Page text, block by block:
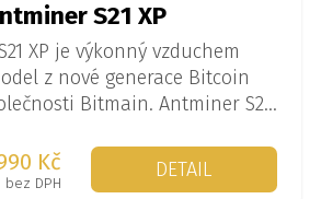
S21 XP
XP je výkonný vzduchem
z nové generace Bitcoin
Bitmain. Antminer S21
3645 W.
Kč
bez DPH
DETAIL